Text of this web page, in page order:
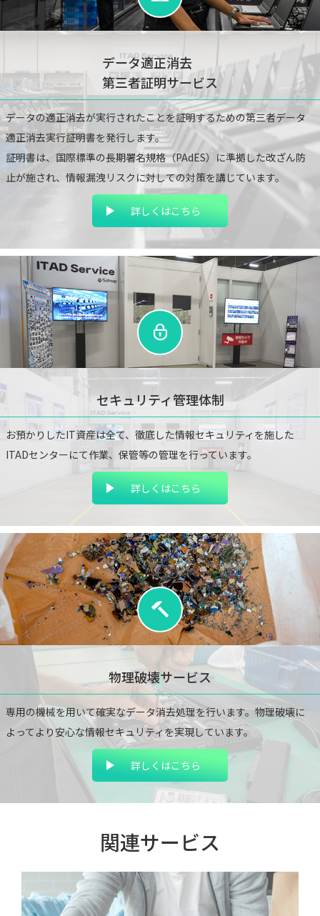
データ適正消去
第三者証明サービス
データの適正消去が実行されたことを証明するための第三者データ
適正消去実行証明書を発行します。
証明書は、国際標準の長期署名規格（PAdES）に準拠した改ざん防
止が施され、情報漏洩リスクに対しての対策を講じています。
詳しくはこちら
セキュリティ管理体制
お預かりしたIT資産は全て、徹底した情報セキュリティ を施した
ITADセンターにて作業、保管等の管理を行っています。
詳しくはこちら
物理破壊サービス
専用の機械を用いて確実なデータ消去処理を行います。物理破壊に
よってより安心な情報セキュリティを実現しています。
詳しくはこちら
関連サービス